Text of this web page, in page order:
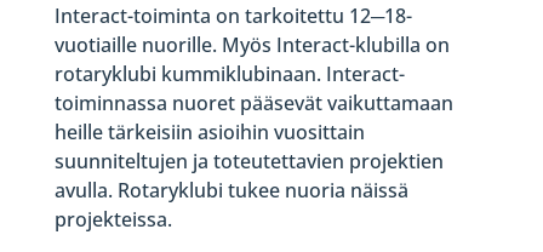
Interact-toiminta on tarkoitettu 12─18-
vuotiaille nuorille. Myös Interact-klubilla on
rotaryklubi kummiklubinaan. Interact-
toiminnassa nuoret pääsevät vaikuttamaan
heille tärkeisiin asioihin vuosittain
suunniteltujen ja toteutettavien projektien
avulla. Rotaryklubi tukee nuoria näissä
projekteissa.